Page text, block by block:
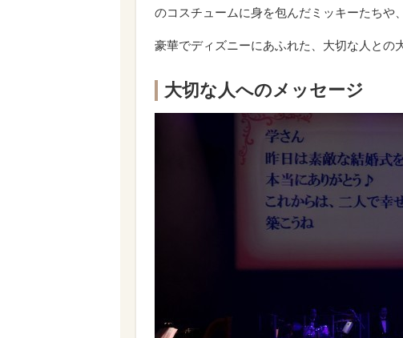
のコスチュームに身を包んだミッキーたちや
豪華でディズニーにあふれた、大切な人との
大切な人へのメッセージ